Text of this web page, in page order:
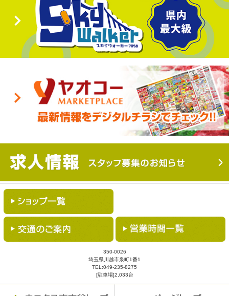
350-0026
埼玉県川越市泉町1番1
TEL:049-235-8275
[駐車場]2,033台